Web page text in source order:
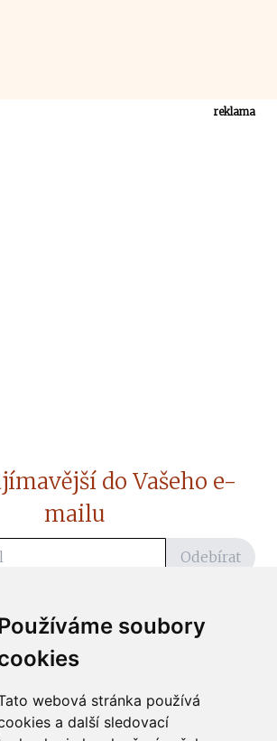
soubory
webová stránka používá
a další sledovací
reklama
do Vašeho e-
mailu
Odebírat
důležitých zpráv ze ČtiDoma.cz do mé e-